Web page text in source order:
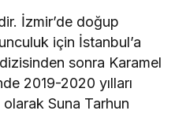
İzmir’de doğup
için İstanbul’a
sonra Karamel
2019-2020 yılları
olarak Suna Tarhun